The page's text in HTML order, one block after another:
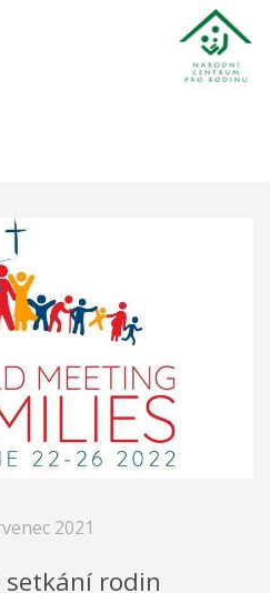
2021
setkání rodin